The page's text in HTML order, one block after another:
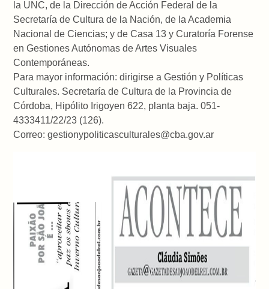
la UNC, de la Dirección de Acción Federal de la
Secretaría de Cultura de la Nación, de la Academia
Nacional de Ciencias; y de Casa 13 y Curatoría Forense
en Gestiones Autónomas de Artes Visuales
Contemporáneas.
Para mayor información: dirigirse a Gestión y Políticas
Culturales. Secretaría de Cultura de la Provincia de
Córdoba, Hipólito Irigoyen 622, planta baja. 051-
4333411/22/23 (126).
Correo: gestionypoliticasculturales@cba.gov.ar